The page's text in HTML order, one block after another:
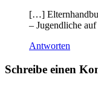
[…]
– Jugendliche
Antworten
Schreibe einen